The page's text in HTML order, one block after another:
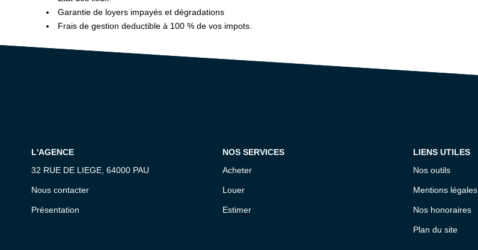
Garantie de loyers impayés et dégradations
Frais de gestion deductible à 100 % de vos impots.
L'AGENCE
32 RUE DE LIEGE, 64000 PAU
Nous contacter
Présentation
NOS SERVICES
Acheter
Louer
Estimer
LIENS UTILES
Nos outils
Mentions légales
Nos honoraires
Plan du site